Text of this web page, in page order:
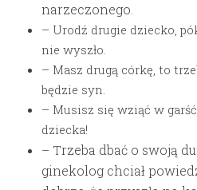
narzeczonego.
– Urodź drugie dziecko,
nie wyszło.
– Masz drugą córkę, to
będzie syn.
– Musisz się wziąć w
dziecka!
– Trzeba dbać o swoją
ginekolog chciał